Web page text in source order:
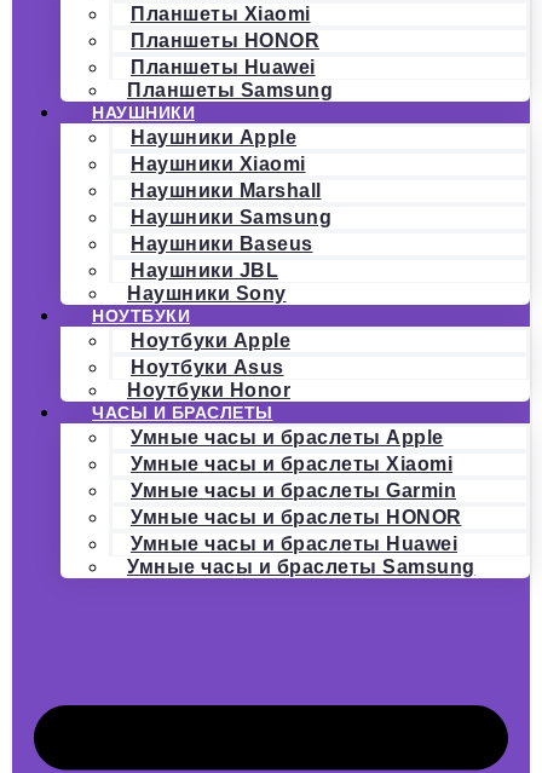
Планшеты Xiaomi
Планшеты HONOR
Планшеты Huawei
Планшеты Samsung
НАУШНИКИ
Наушники Apple
Наушники Xiaomi
Наушники Marshall
Наушники Samsung
Наушники Baseus
Наушники JBL
Наушники Sony
НОУТБУКИ
Ноутбуки Apple
Ноутбуки Asus
Ноутбуки Honor
ЧАСЫ И БРАСЛЕТЫ
Умные часы и браслеты Apple
Умные часы и браслеты Xiaomi
Умные часы и браслеты Garmin
Умные часы и браслеты HONOR
Умные часы и браслеты Huawei
Умные часы и браслеты Samsung